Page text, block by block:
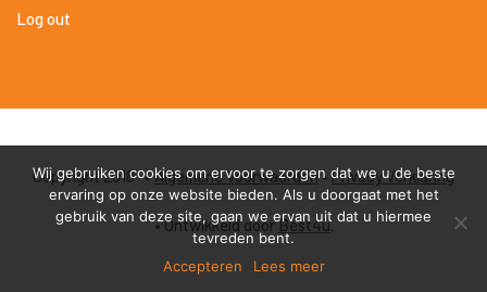
Log out
Copyright 2018 •Algemene Voorwaarden•Privacy Verklaring
• Ontwikkeld doorBest4u.
Wij gebruiken cookies om ervoor te zorgen dat we u de beste
ervaring op onze website bieden. Als u doorgaat met het
gebruik van deze site, gaan we ervan uit dat u hiermee
tevreden bent.
Accepteren
Lees meer